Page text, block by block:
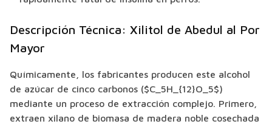
Descripción Técnica: Xilitol de Abedul al Por
Mayor
Químicamente, los fabricantes producen este alcohol
de azúcar de cinco carbonos ($C_5H_{12}O_5$)
mediante un proceso de extracción complejo. Primero,
extraen xilano de biomasa de madera noble cosechada